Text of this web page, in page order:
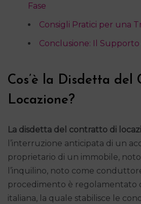
Fase
Consigli Pratici per una
Conclusione: Il
Cos’è la Disdetta del
Locazione?
La disdetta del contratto di
l’interruzione anticipata di un
proprietario di un immobile,
l’inquilino, noto come
procedimento è regolamentato
italiana, la quale stabilisce le